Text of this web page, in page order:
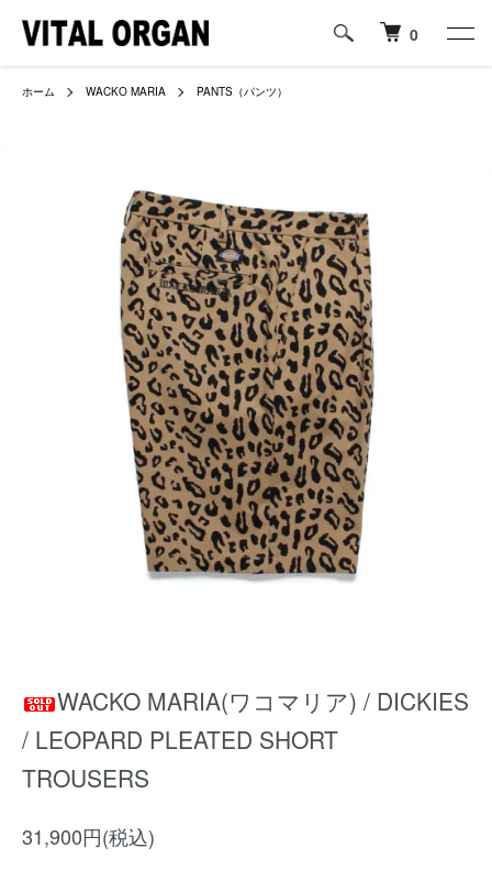
0
ホーム WACKO MARIA PANTS（パンツ）
WACKO MARIA(ワコマリア) / DICKIES
/ LEOPARD PLEATED SHORT
TROUSERS
31,900円(税込)